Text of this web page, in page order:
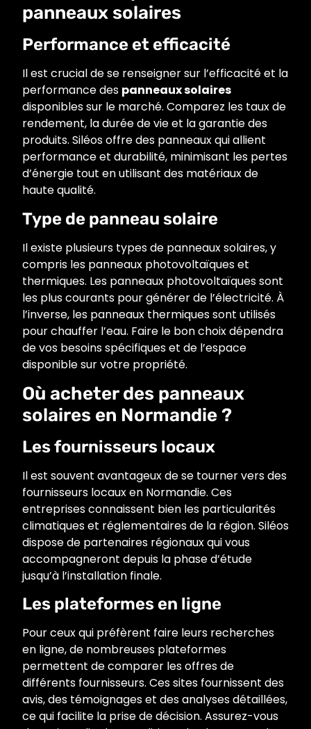
panneaux solaires
Performance et efficacité
Il est crucial de se renseigner sur l’efficacité et la
performance des panneaux solaires
disponibles sur le marché. Comparez les taux de
rendement, la durée de vie et la garantie des
produits. Siléos offre des panneaux qui allient
performance et durabilité, minimisant les pertes
d’énergie tout en utilisant des matériaux de
haute qualité.
Type de panneau solaire
Il existe plusieurs types de panneaux solaires, y
compris les panneaux photovoltaïques et
thermiques. Les panneaux photovoltaïques sont
les plus courants pour générer de l’électricité. À
l’inverse, les panneaux thermiques sont utilisés
pour chauffer l’eau. Faire le bon choix dépendra
de vos besoins spécifiques et de l’espace
disponible sur votre propriété.
Où acheter des panneaux
solaires en Normandie ?
Les fournisseurs locaux
Il est souvent avantageux de se tourner vers des
fournisseurs locaux en Normandie. Ces
entreprises connaissent bien les particularités
climatiques et réglementaires de la région. Siléos
dispose de partenaires régionaux qui vous
accompagneront depuis la phase d’étude
jusqu’à l’installation finale.
Les plateformes en ligne
Pour ceux qui préfèrent faire leurs recherches
en ligne, de nombreuses plateformes
permettent de comparer les offres de
différents fournisseurs. Ces sites fournissent des
avis, des témoignages et des analyses détaillées,
ce qui facilite la prise de décision. Assurez-vous